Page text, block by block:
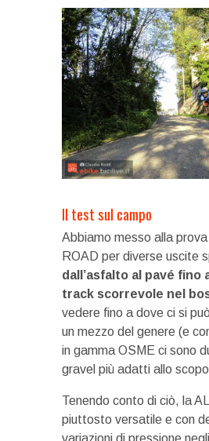
Il test sul campo
Abbiamo messo alla prova
ROAD per diverse uscite
dall’asfalto al pavé fino
track scorrevole nel
vedere fino a dove ci si
un mezzo del genere (e
in gamma OSME ci sono
gravel più adatti allo
Tenendo conto di ciò, la
piuttosto versatile e con
variazioni di pressione